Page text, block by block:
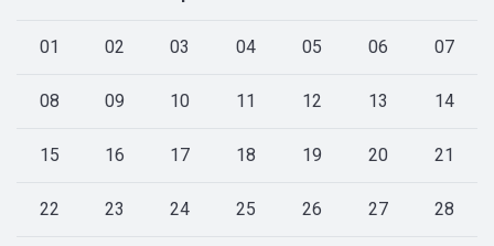
01 02 03 04 05 06 07
08 09 10 11 12 13 14
15 16 17 18 19 20 21
22 23 24 25 26 27 28